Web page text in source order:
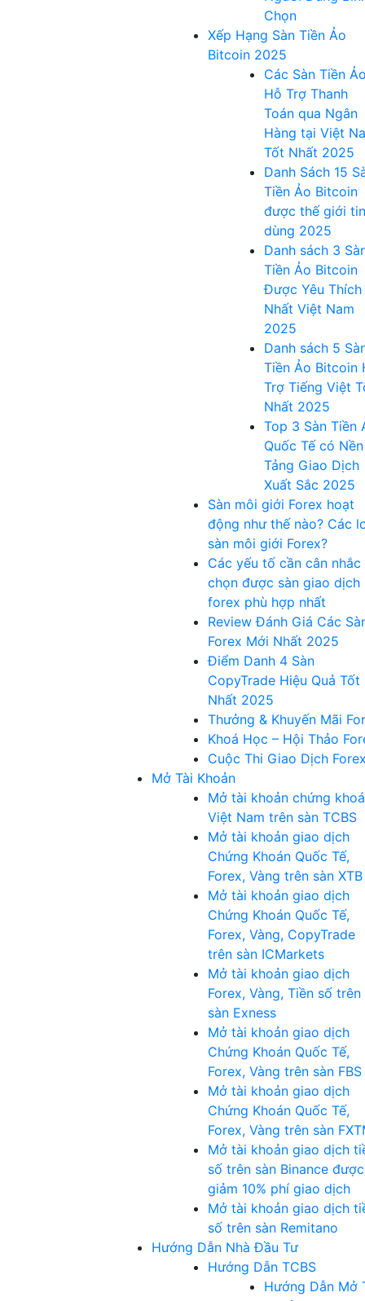
Chọn
Xếp Hạng Sàn Tiền Ảo
Bitcoin 2025
Các Sàn Tiền Ảo
Hỗ Trợ Thanh
Toán qua Ngân
Hàng tại Việt
Tốt Nhất 2025
Danh Sách 15
Tiền Ảo Bitcoin
được thế giới tin
dùng 2025
Danh sách 3
Tiền Ảo Bitcoin
Được Yêu Thích
Nhất Việt Nam
2025
Danh sách 5
Tiền Ảo Bitcoin
Trợ Tiếng Việt
Nhất 2025
Top 3 Sàn Tiền
Quốc Tế có Nền
Tảng Giao Dịch
Xuất Sắc 2025
Sàn môi giới Forex hoạt
động như thế nào? Các
sàn môi giới Forex?
Các yếu tố cần cân nhắc
chọn được sàn giao dịch
forex phù hợp nhất
Review Đánh Giá Các
Forex Mới Nhất 2025
Điểm Danh 4 Sàn
CopyTrade Hiệu Quả Tốt
Nhất 2025
Thưởng & Khuyến Mãi
Khoá Học – Hội Thảo
Cuộc Thi Giao Dịch Forex
Mở Tài Khoản
Mở tài khoản chứng
Việt Nam trên sàn TCBS
Mở tài khoản giao dịch
Chứng Khoán Quốc Tế,
Forex, Vàng trên sàn XTB
Mở tài khoản giao dịch
Chứng Khoán Quốc Tế,
Forex, Vàng, CopyTrade
trên sàn ICMarkets
Mở tài khoản giao dịch
Forex, Vàng, Tiền số trên
sàn Exness
Mở tài khoản giao dịch
Chứng Khoán Quốc Tế,
Forex, Vàng trên sàn FBS
Mở tài khoản giao dịch
Chứng Khoán Quốc Tế,
Forex, Vàng trên sàn
Mở tài khoản giao dịch
số trên sàn Binance được
giảm 10% phí giao dịch
Mở tài khoản giao dịch
số trên sàn Remitano
Hướng Dẫn Nhà Đầu Tư
Hướng Dẫn TCBS
Hướng Dẫn Mở